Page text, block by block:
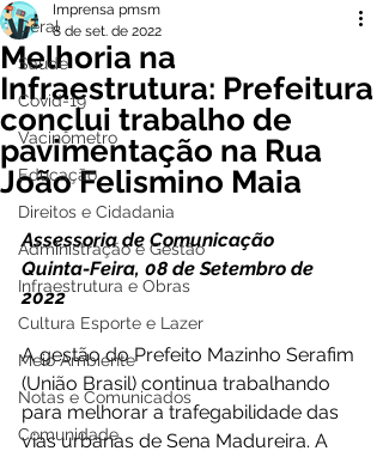
Geral
Saúde
Covid-19
Vacinômetro
Educação
Direitos e Cidadania
Administração e Gestão
Infraestrutura e Obras
Cultura Esporte e Lazer
Meio Ambiente
Notas e Comunicados
Comunidade
Melhoria na
Infraestrutura: Prefeitura
conclui trabalho de
pavimentação na Rua
João Felismino Maia
Imprensa pmsm
8 de set. de 2022
Assessoria de Comunicação
Quinta-Feira, 08 de Setembro de
2022
A gestão do Prefeito Mazinho Serafim
(União Brasil) continua trabalhando
para melhorar a trafegabilidade das
vias urbanas de Sena Madureira. A